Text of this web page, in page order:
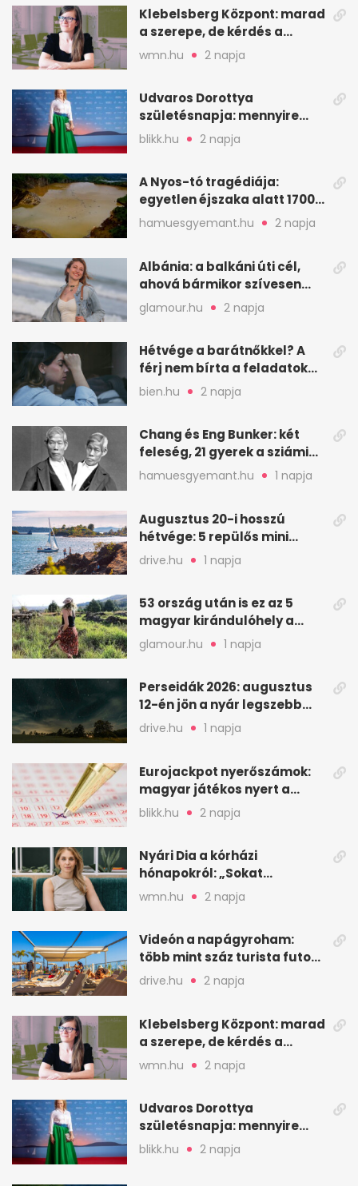
Klebelsberg Központ: marad
a szerepe, de kérdés a
hitelessége
wmn.hu 2 napja
Udvaros Dorottya
születésnapja: mennyire
ismered a filmszerepeit?
blikk.hu 2 napja
A Nyos-tó tragédiája:
egyetlen éjszaka alatt 1700
ember halt meg
hamuesgyemant.hu 2 napja
Albánia: a balkáni úti cél,
ahová bármikor szívesen
visszamennék
glamour.hu 2 napja
Hétvége a barátnőkkel? A
férj nem bírta a feladatokat,
a feleség levegőt kér
bien.hu 2 napja
Chang és Eng Bunker: két
feleség, 21 gyerek a sziámi
ikrek életében
hamuesgyemant.hu 1 napja
Augusztus 20-i hosszú
hétvége: 5 repülős mini
nyaralás 0 szabadsággal
drive.hu 1 napja
53 ország után is ez az 5
magyar kirándulóhely a
kedvencem
glamour.hu 1 napja
Perseidák 2026: augusztus
12-én jön a nyár legszebb
csillaghullása
drive.hu 1 napja
Eurojackpot nyerőszámok:
magyar játékos nyert a
2026. augusztus 4-i húzáson
blikk.hu 2 napja
Nyári Dia a kórházi
hónapokról: „Sokat
veszekedtem Istennel”
wmn.hu 2 napja
Videón a napágyroham:
több mint száz turista futott
a helyekért Tenerifén
drive.hu 2 napja
Klebelsberg Központ: marad
a szerepe, de kérdés a
hitelessége
wmn.hu 2 napja
Udvaros Dorottya
születésnapja: mennyire
ismered a filmszerepeit?
blikk.hu 2 napja